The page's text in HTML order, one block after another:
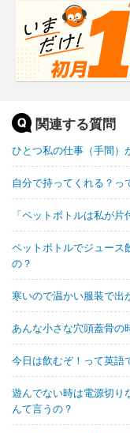
関連する質問
ひとつ私の仕事（手間）
自分で持ってくれる？っ
「ペットボトルは私が
ペットボトルでジュース
の？
寒いので温かい服装で出
あんな小さな穴頭蓋骨の
今日は飲むぞ！って英語
遊んでない時は電源切り
んて言うの？